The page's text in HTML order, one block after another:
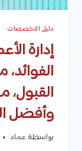
دليل التخصصات
إدارة
وأفضل
بواسطة عماد